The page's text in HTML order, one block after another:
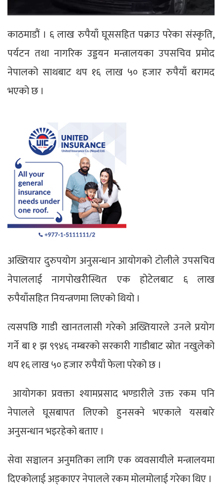
काठमाडौं । ६ लाख रुपैयाँ घूससहित पक्राउ परेका संस्कृति,
पर्यटन तथा नागरिक उड्डयन मन्त्रालयका उपसचिव प्रमोद
नेपालको साथबाट थप १६ लाख ५० हजार रुपैयाँ बरामद
भएको छ ।
अख्तियार दुरुपयोग अनुसन्धान आयोगको टोलीले उपसचिव
नेपाललाई नागपोखरीस्थित एक होटेलबाट ६ लाख
रुपैयाँसहित नियन्त्रणमा लिएको थियो ।
त्यसपछि गाडी खानतलासी गरेको अख्तियारले उनले प्रयोग
गर्ने बा १ झ ९९४६ नम्बरको सरकारी गाडीबाट स्रोत नखुलेको
थप १६ लाख ५० हजार रुपैयाँ फेला परेको छ ।
आयोगका प्रवक्ता श्यामप्रसाद भण्डारीले उक्त रकम पनि
नेपालले घूसबापत लिएको हुनसक्ने भएकाले यसबारे
अनुसन्धान भइरहेको बताए ।
सेवा सञ्चालन अनुमतिका लागि एक व्यवसायीले मन्त्रालयमा
दिएकोलाई अड्काएर नेपालले रकम मोलमोलाई गरेका थिए ।